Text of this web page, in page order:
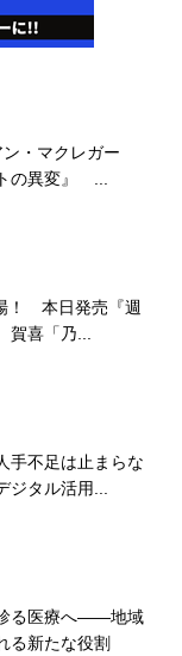
ン・マクレガー
の異変』 ...
！ 本日発売『週
喜「乃...
手不足は止まらな
タル活用...
診る医療へ――地域
る新たな役割